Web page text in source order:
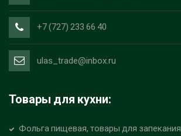
+7 (727) 233 66 40
ulas_trade@inbox.ru
Товары для кухни:
Фольга пищевая, товары для запекания